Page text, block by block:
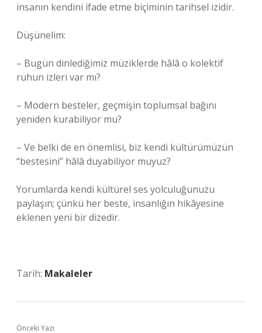
insanın kendini ifade etme biçiminin tarihsel izidir.
Düşünelim:
– Bugün dinlediğimiz müziklerde hâlâ o kolektif
ruhun izleri var mı?
– Modern besteler, geçmişin toplumsal bağını
yeniden kurabiliyor mu?
– Ve belki de en önemlisi, biz kendi kültürümüzün
“bestesini” hâlâ duyabiliyor muyuz?
Yorumlarda kendi kültürel ses yolculuğunuzu
paylaşın; çünkü her beste, insanlığın hikâyesine
eklenen yeni bir dizedir.
Tarih: Makaleler
Önceki Yazı